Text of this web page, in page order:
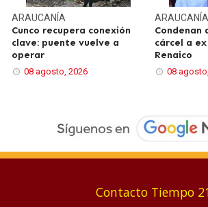
ARAUCANÍA
Cunco recupera conexión
clave: puente vuelve a
operar
08 agosto, 2026
ARAUCANÍA
Condenan
cárcel a
Renaico
08
Contacto Tiempo